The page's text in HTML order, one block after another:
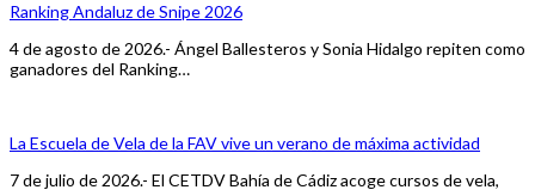
Ranking Andaluz de Snipe 2026
4 de agosto de 2026.- Ángel Ballesteros y Sonia Hidalgo repiten como
ganadores del Ranking…
La Escuela de Vela de la FAV vive un verano de máxima actividad
7 de julio de 2026.- El CETDV Bahía de Cádiz acoge cursos de vela,